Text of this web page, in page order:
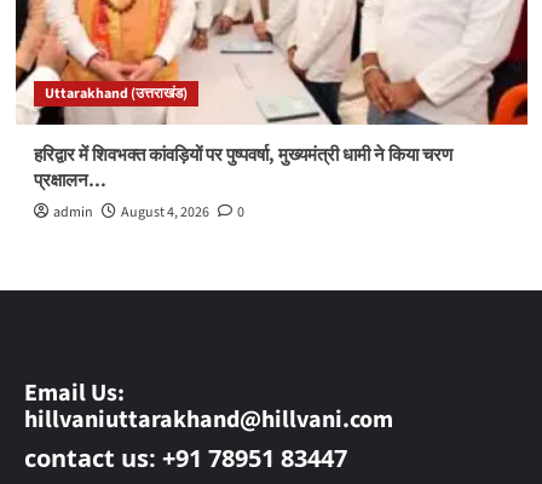
Uttarakhand (उत्तराखंड)
हरिद्वार में शिवभक्त कांवड़ियों पर पुष्पवर्षा, मुख्यमंत्री धामी ने किया चरण
प्रक्षालन…
admin August 4, 2026 0
Email Us:
hillvaniuttarakhand@hillvani.com
contact us: +91 78951 83447